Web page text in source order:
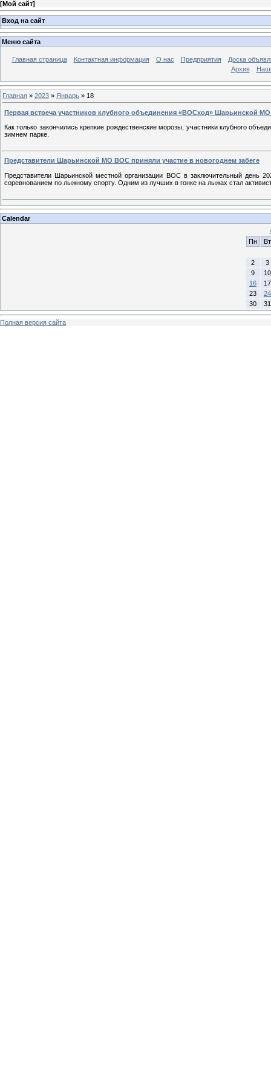
[Мой сайт]
Вход на сайт
Меню сайта
Главная страница Контактная информация О нас Предприятия
Доска
Архив
Главная » 2023 » Январь » 18
Первая встреча участников клубного объединения «ВОСход» Шарьинской
Как только закончились крепкие рождественские морозы, участники клубного
зимнем парке.
Представители Шарьинской МО ВОС приняли участие в новогоднем забеге
Представители Шарьинской местной организации ВОС в заключительный день
соревнованием по лыжному спорту. Одним из лучших в гонке на лыжах стал
Calendar
Пн
Вт
2
3
9
10
16
17
23
24
30
31
Полная версия сайта